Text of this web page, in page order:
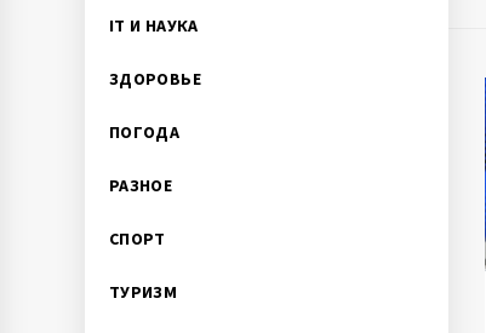
IT И НАУКА
ЗДОРОВЬЕ
ПОГОДА
РАЗНОЕ
СПОРТ
ТУРИЗМ